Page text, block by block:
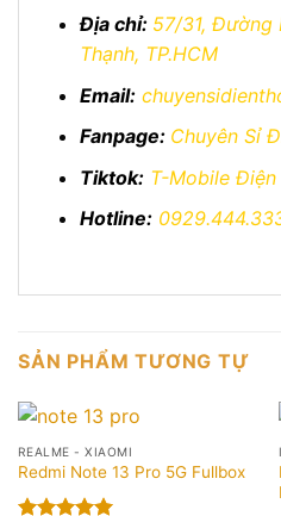
Địa chỉ: 57/31, Đường
Thạnh, TP.HCM
Email:
Fanpage: Chuyên Sỉ
Tiktok: T-Mobile Điện
Hotline:
SẢN PHẨM TƯƠNG TỰ
REALME - XIAOMI
Redmi Note 13 Pro 5G Fullbox